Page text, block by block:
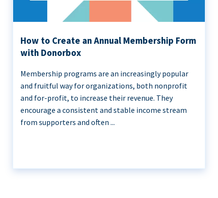
How to Create an Annual Membership Form
with Donorbox
Membership programs are an increasingly popular
and fruitful way for organizations, both nonprofit
and for-profit, to increase their revenue. They
encourage a consistent and stable income stream
from supporters and often ...